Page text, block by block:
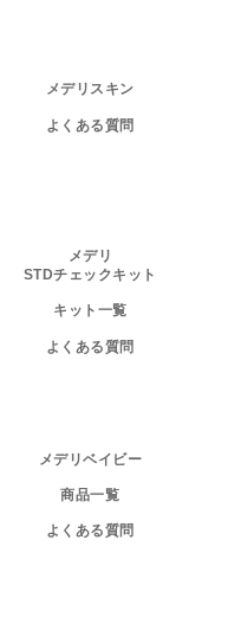
メデリスキン
よくある質問
メデリ
STDチェックキット
キット一覧
よくある質問
メデリベイビー
商品一覧
よくある質問